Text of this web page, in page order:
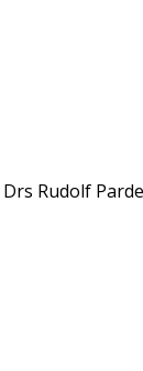
Rudolf